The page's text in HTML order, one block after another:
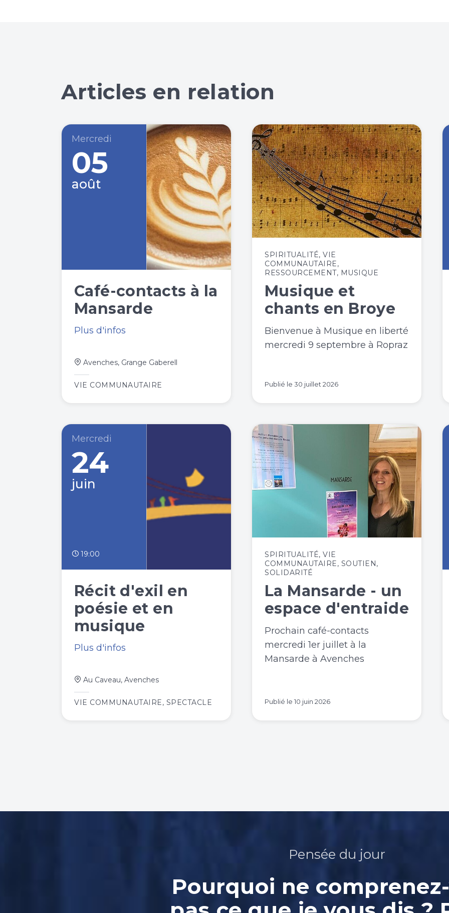
Articles en relation
Mercredi
05
août
Café-contacts à la
Mansarde
Plus d'infos
Avenches, Grange Gaberell
VIE COMMUNAUTAIRE
SPIRITUALITÉ, VIE
COMMUNAUTAIRE,
RESSOURCEMENT, MUSIQUE
Musique et
chants en Broye
Bienvenue à Musique en liberté
mercredi 9 septembre à Ropraz
Publié le 30 juillet 2026
Mercredi
24
juin
19:00
Récit d'exil en
poésie et en
musique
Plus d'infos
Au Caveau, Avenches
VIE COMMUNAUTAIRE, SPECTACLE
SPIRITUALITÉ, VIE
COMMUNAUTAIRE, SOUTIEN,
SOLIDARITÉ
La Mansarde - un
espace d'entraide
Prochain café-contacts
mercredi 1er juillet à la
Mansarde à Avenches
Publié le 10 juin 2026
Pensée du jour
Pourquoi ne